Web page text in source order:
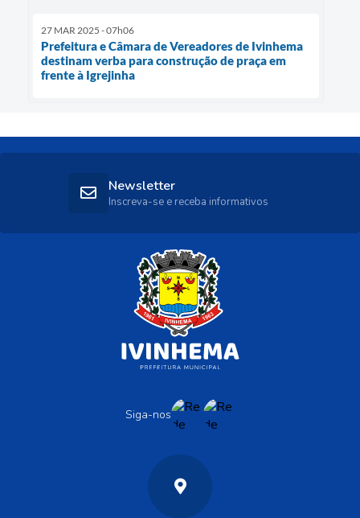
27 MAR 2025 - 07h06
Prefeitura e Câmara de Vereadores de Ivinhema
destinam verba para construção de praça em
frente à Igrejinha
Siga-nos
Newsletter
Inscreva-se e receba informativos